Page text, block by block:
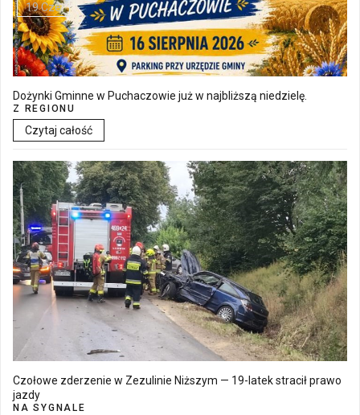
19 Cze
Dożynki Gminne w Puchaczowie już w najbliższą niedzielę.
Z REGIONU
Czytaj całość
Czołowe zderzenie w Zezulinie Niższym — 19-latek stracił prawo
jazdy
NA SYGNALE